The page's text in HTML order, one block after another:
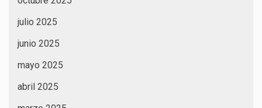
julio 2025
junio 2025
mayo 2025
abril 2025